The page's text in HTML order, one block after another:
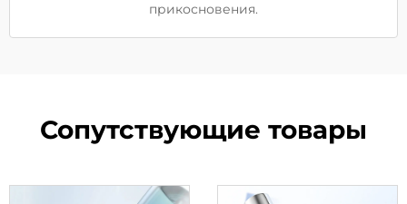
прикосновения.
Сопутствующие товары